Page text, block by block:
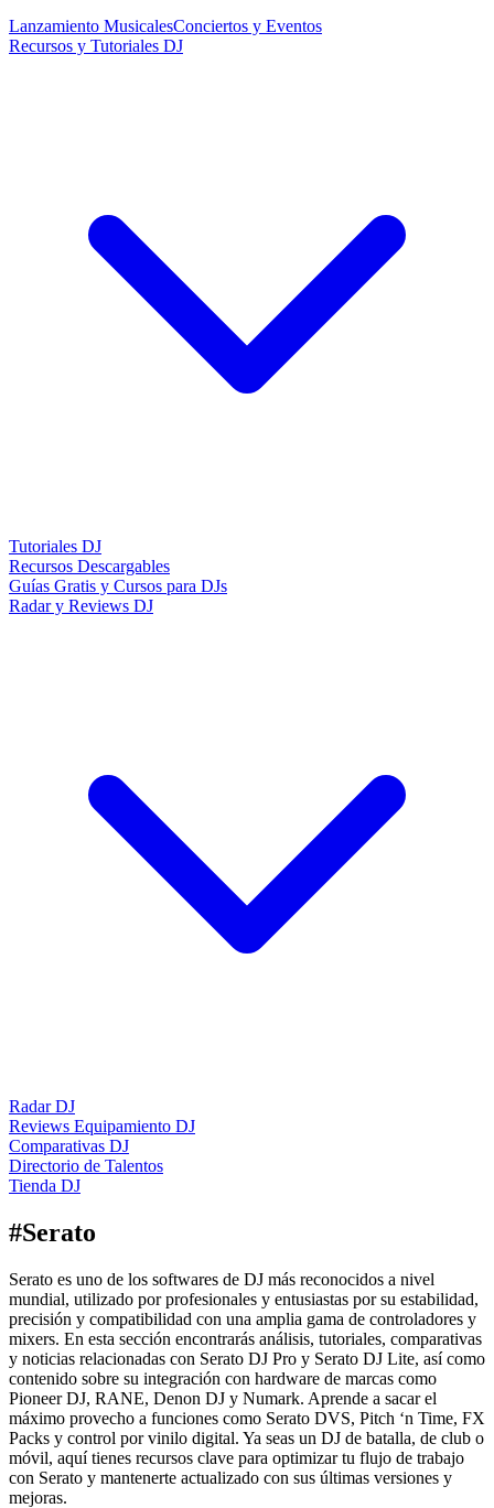
Lanzamiento MusicalesConciertos y Eventos
Recursos y Tutoriales DJ
Tutoriales DJ
Recursos Descargables
Guías Gratis y Cursos para DJs
Radar y Reviews DJ
Radar DJ
Reviews Equipamiento DJ
Comparativas DJ
Directorio de Talentos
Tienda DJ
#Serato
Serato es uno de los softwares de DJ más reconocidos a nivel
mundial, utilizado por profesionales y entusiastas por su estabilidad,
precisión y compatibilidad con una amplia gama de controladores y
mixers. En esta sección encontrarás análisis, tutoriales, comparativas
y noticias relacionadas con Serato DJ Pro y Serato DJ Lite, así como
contenido sobre su integración con hardware de marcas como
Pioneer DJ, RANE, Denon DJ y Numark. Aprende a sacar el
máximo provecho a funciones como Serato DVS, Pitch ‘n Time, FX
Packs y control por vinilo digital. Ya seas un DJ de batalla, de club o
móvil, aquí tienes recursos clave para optimizar tu flujo de trabajo
con Serato y mantenerte actualizado con sus últimas versiones y
mejoras.